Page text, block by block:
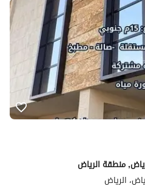
منطقة الرياض
الرياض